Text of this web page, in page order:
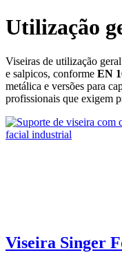
Utilização
Viseiras de utilização
e salpicos, conforme EN
metálica e versões para
profissionais que exigem
Viseira Singer